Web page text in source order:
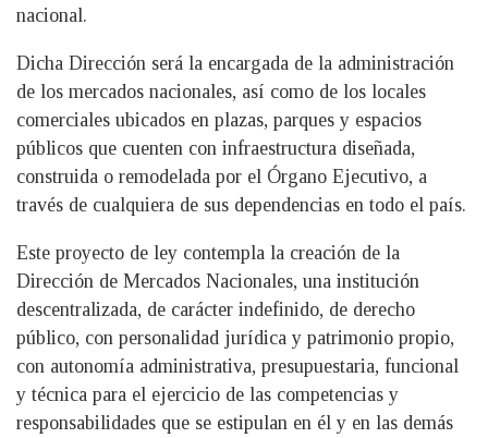
nacional.
Dicha Dirección será la encargada de la administración
de los mercados nacionales, así como de los locales
comerciales ubicados en plazas, parques y espacios
públicos que cuenten con infraestructura diseñada,
construida o remodelada por el Órgano Ejecutivo, a
través de cualquiera de sus dependencias en todo el país.
Este proyecto de ley contempla la creación de la
Dirección de Mercados Nacionales, una institución
descentralizada, de carácter indefinido, de derecho
público, con personalidad jurídica y patrimonio propio,
con autonomía administrativa, presupuestaria, funcional
y técnica para el ejercicio de las competencias y
responsabilidades que se estipulan en él y en las demás